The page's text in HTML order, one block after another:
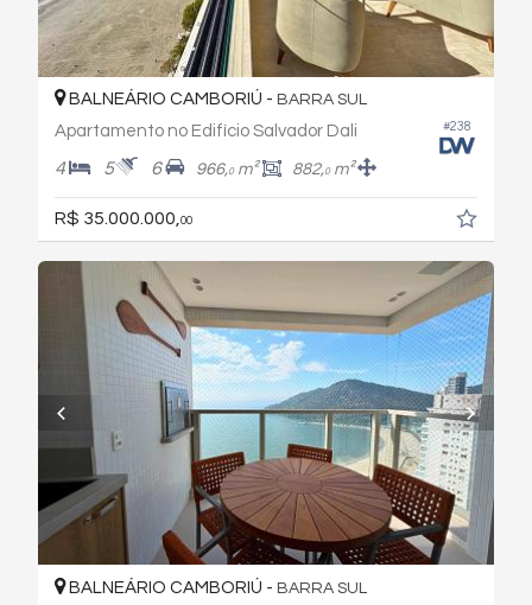
#238
BALNEÁRIO CAMBORIÚ - BARRA SUL
Apartamento no Edifício Salvador Dali
4 5 6 966,0m² 882,0m²
R$ 35.000.000,00
BALNEÁRIO CAMBORIÚ - BARRA SUL